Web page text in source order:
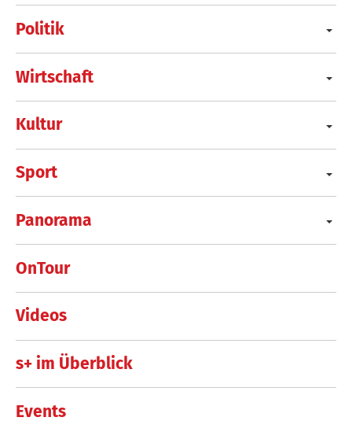
Politik
Wirtschaft
Kultur
Sport
Panorama
OnTour
Videos
s+ im Überblick
Events